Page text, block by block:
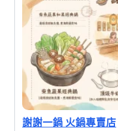
謝謝一鍋 火鍋專賣店